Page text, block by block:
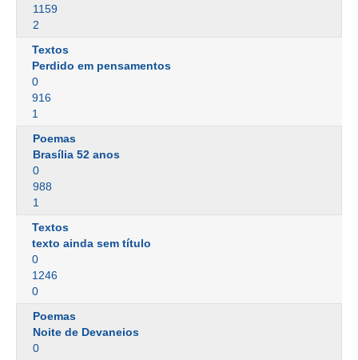
1159
2
Textos
Perdido em pensamentos
0
916
1
Poemas
Brasília 52 anos
0
988
1
Textos
texto ainda sem título
0
1246
0
Poemas
Noite de Devaneios
0